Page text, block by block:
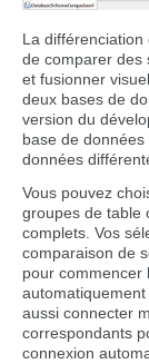
La
de comparer des
et fusionner
deux bases de
version du
base de
données
Vous pouvez
groupes de table
complets. Vos
comparaison de
pour commencer
aussi connecter
correspondants
connexion